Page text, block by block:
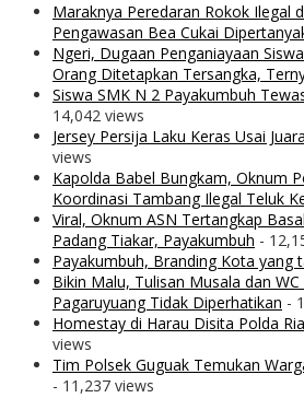
Maraknya Peredaran Rokok Ilegal
Pengawasan Bea Cukai
Ngeri, Dugaan Penganiayaan
Orang Ditetapkan Tersangka,
Siswa SMK N 2 Payakumbuh
14,042 views
Jersey Persija Laku Keras Usai
views
Kapolda Babel Bungkam, Oknum
Koordinasi Tambang Ilegal Teluk
Viral, Oknum ASN Tertangkap
Padang Tiakar, Payakumbuh -
Payakumbuh, Branding Kota yang
Bikin Malu, Tulisan Musala dan
Pagaruyuang Tidak Diperhatikan -
Homestay di Harau Disita Polda
views
Tim Polsek Guguak Temukan
- 11,237 views